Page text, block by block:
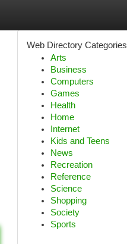
Web Directory Categories
Arts
Business
Computers
Games
Health
Home
Internet
Kids and Teens
News
Recreation
Reference
Science
Shopping
Society
Sports